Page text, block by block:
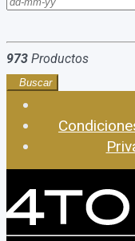
973 Productos
Buscar